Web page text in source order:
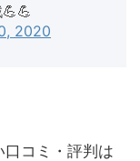
2020
コミ・評判は